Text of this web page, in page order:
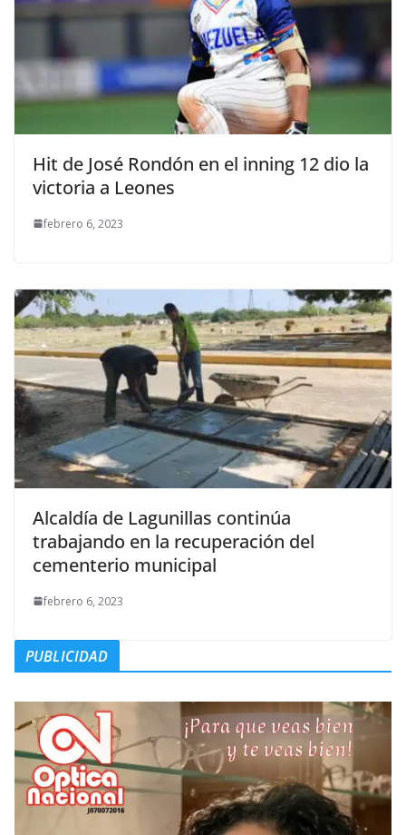
Hit de José Rondón en el inning 12 dio la
victoria a Leones
febrero 6, 2023
Alcaldía de Lagunillas continúa
trabajando en la recuperación del
cementerio municipal
febrero 6, 2023
PUBLICIDAD